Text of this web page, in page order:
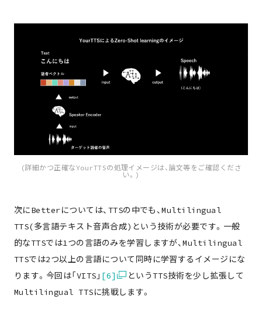
(詳細かつ正確なYourTTSの処理イメージは、論文等をご確認くださ
い。)
次にBetterについては、TTSの中でも、Multilingual
TTS(多言語テキスト音声合成)という技術が必要です。一般
的なTTSでは1つの言語のみを学習しますが、Multilingual
TTSでは2つ以上の言語について同時に学習するイメージにな
ります。今回は「VITS」 [6]
というTTS技術を少し拡張して
Multilingual TTSに挑戦します。